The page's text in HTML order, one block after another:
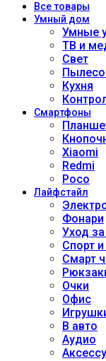
Всетовары
Умный дом
Умные
ТВ и
Свет
Кухня
Смартфоны
Xiaomi
Redmi
Poco
Лайфстайл
Фонари
Уход
Спорт
Смарт
Очки
Офис
В авто
Аудио